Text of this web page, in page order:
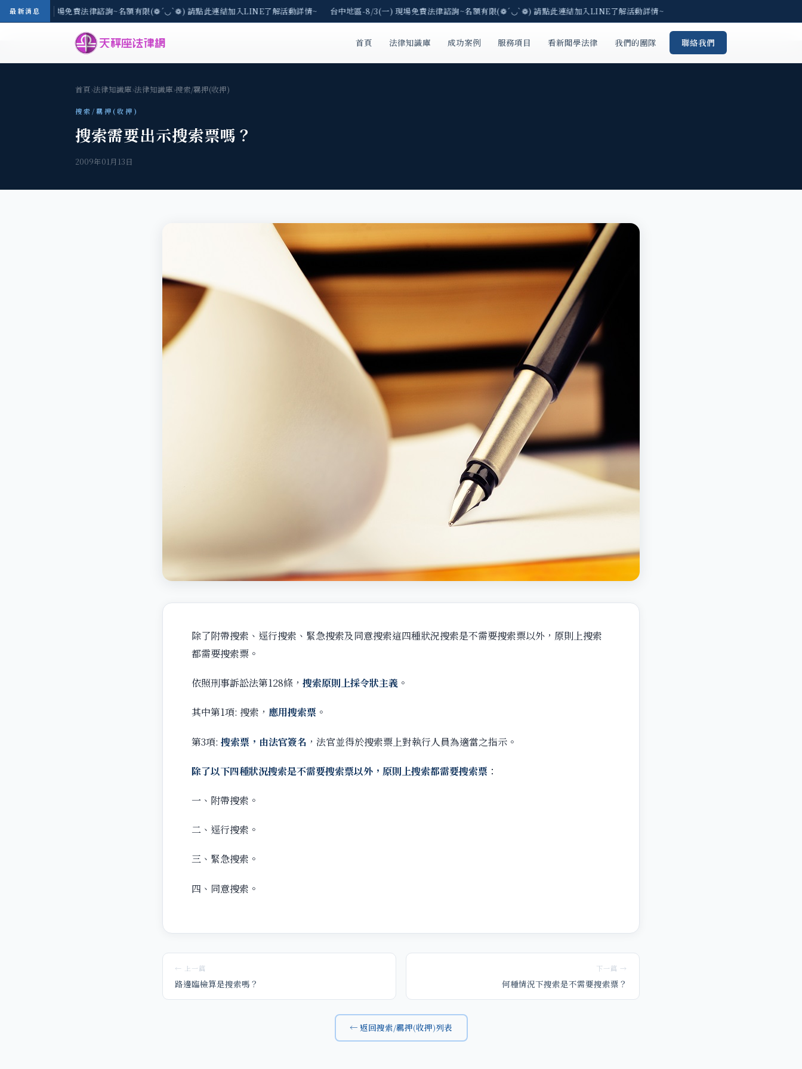
最新消息
-8/3(一) 現場免費法律諮詢~名額有限(❁´◡`❁) 請點此連結加入LINE了解活動詳情~ 台中地區-8/3(一) 現場免費法律諮詢~名額有限(❁´◡`❁) 請點此連結加入LINE了解活動詳情~
首頁 法律知識庫 成功案例 服務項目 看新聞學法律 我們的團隊 聯絡我們
首頁›法律知識庫›法律知識庫›搜索/羈押(收押)
搜索/羈押(收押)
搜索需要出示搜索票嗎？
2009年01月13日
除了附帶搜索、逕行搜索、緊急搜索及同意搜索這四種狀況搜索是不需要搜索票以外，原則上搜索
都需要搜索票。
依照刑事訴訟法第128條， 搜索原則上採令狀主義 。
其中第1項: 搜索， 應用搜索票 。
第3項: 搜索票，由法官簽名 ，法官並得於搜索票上對執行人員為適當之指示。
除了以下四種狀況搜索是不需要搜索票以外，原則上搜索都需要搜索票 ：
一、附帶搜索。
二、逕行搜索。
三、緊急搜索。
四、同意搜索。
← 上一篇
路邊臨檢算是搜索嗎？
下一篇 →
何種情況下搜索是不需要搜索票？
← 返回搜索/羈押(收押)列表